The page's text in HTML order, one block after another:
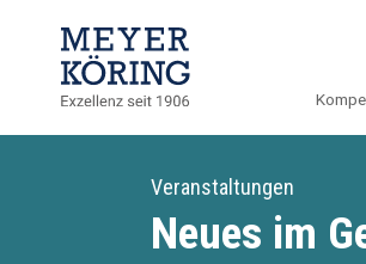
Veranstaltungen
Neues im